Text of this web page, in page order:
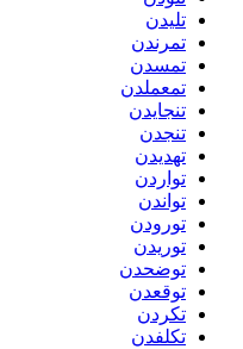
تلیدن
تمرندن
تمسدن
تمعملدن
تنجایدن
تنجدن
تهدیدن
تواردن
تواندن
تورودن
توریدن
توضحدن
توقعدن
تکردن
تکلفدن